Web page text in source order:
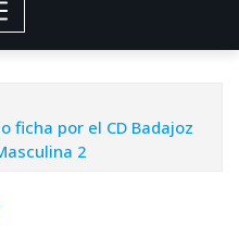
ficha por el CD Badajoz
2